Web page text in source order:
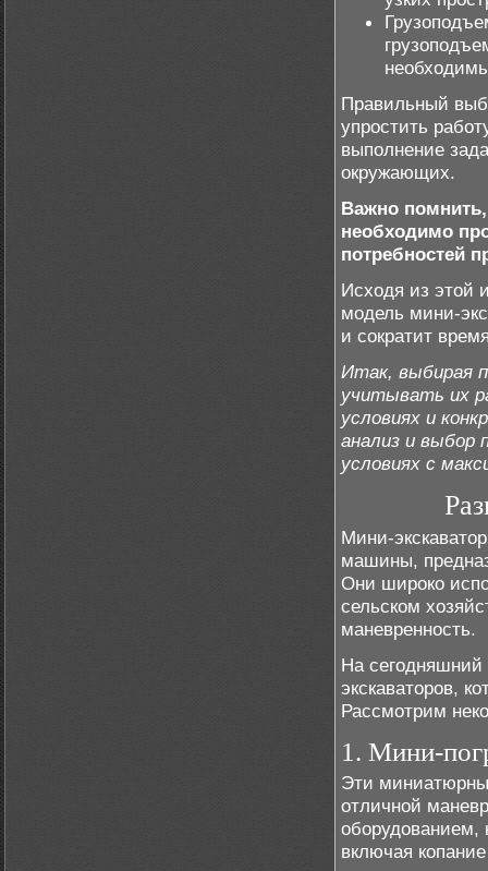
Правильный
упростить
выполнение
окружающих.
Важно
необходимо
потребностей
Исходя из этой
модель мини-
и сократит
Итак, выбирая
учитывать их
условиях и
анализ и выбор
условиях с
Мини-
машины,
Они широко
сельском
маневренность.
На сегодняшний
экскаваторов,
Рассмотрим
1. Мини-
Эти
отличной
оборудованием,
включая